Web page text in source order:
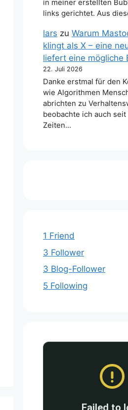
in meiner erstellten
links gerichtet. Aus
lars zu Warum
klingt als X – eine
liefert eine mögliche
22. Juli 2026
Danke erstmal für den
wie Algorithmen
abrichten zu
beobachte ich auch
Zeiten…
1 Friend
3 Follower
3 Blog-Follower
5 Following